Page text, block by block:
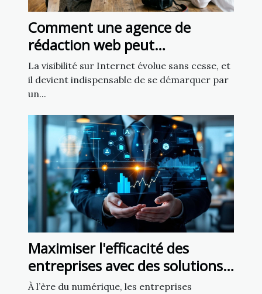
Comment une agence de
rédaction web peut
transformer votre présence en
ligne
La visibilité sur Internet évolue sans cesse, et
il devient indispensable de se démarquer par
un...
Maximiser l'efficacité des
entreprises avec des solutions
numériques personnalisées
À l’ère du numérique, les entreprises